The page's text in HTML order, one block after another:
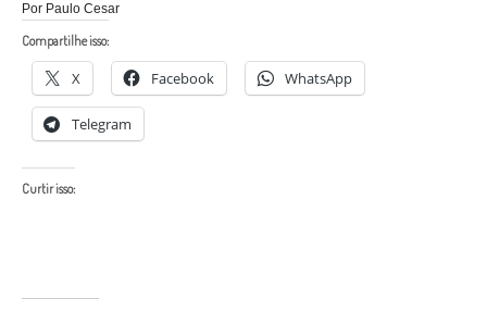
Por Paulo Cesar
Compartilhe isso:
X Facebook WhatsApp
Telegram
Curtir isso: